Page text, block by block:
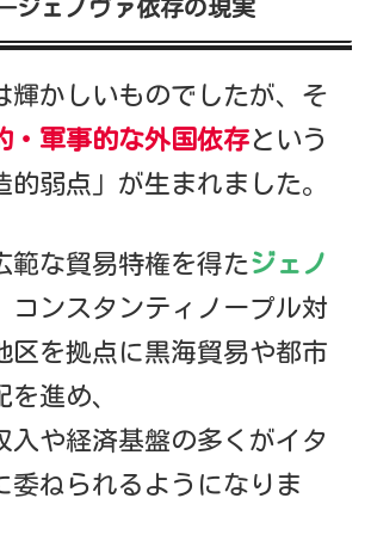
ジェノヴァ依存の現実
輝かしいものでしたが、そ
・軍事的な外国依存という
的弱点」が生まれました。
範な貿易特権を得たジェノ
コンスタンティノープル対
区を拠点に黒海貿易や都市
進め、
入や経済基盤の多くがイタ
委ねられるようになりま